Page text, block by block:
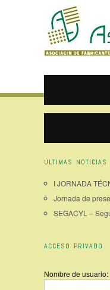
ÚLTIMAS NOTICIAS
I JORNADA
Jornada de
SEGACYL –
ACCESO PRIVADO
Nombre de usuario: